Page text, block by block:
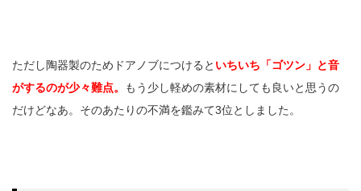
ただし陶器製のためドアノブにつけると いちいち「ゴツン」と音
がするのが少々難点。
もう少し軽めの素材にしても良いと思うの
だけどなあ。そのあたりの不満を鑑みて3位としました。